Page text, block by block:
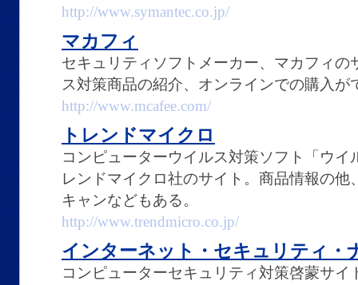
http://www.symantec.co.jp/
マカフィ
セキュリティソフトメーカー、マカフィ
ス対策商品の紹介、オンラインでの購入が
http://www.mcafee.com/
トレンドマイクロ
コンピューターウイルス対策ソフト「ウ
レンドマイクロ社のサイト。商品情報の
キャンなどもある。
http://www.trendmicro.co.jp/
インターネット・セキュリティ・
コンピューターセキュリティ対策啓蒙サ